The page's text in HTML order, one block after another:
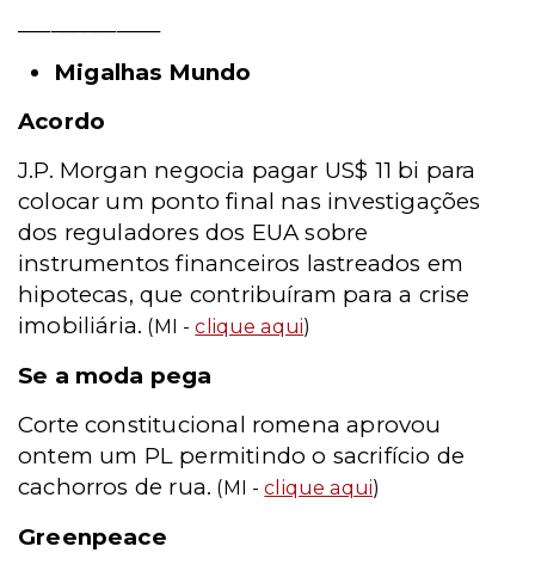
Migalhas Mundo
Acordo
J.P. Morgan negocia pagar US$ 11 bi para
colocar um ponto final nas investigações
dos reguladores dos EUA sobre
instrumentos financeiros lastreados em
hipotecas, que contribuíram para a crise
imobiliária. (MI -clique aqui)
Se a moda pega
Corte constitucional romena aprovou
ontem um PL permitindo o sacrifício de
cachorros de rua. (MI -clique aqui)
Greenpeace